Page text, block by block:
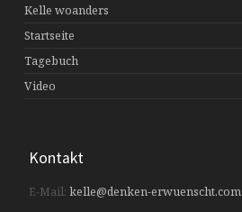
Kelle woanders
Startseite
Tagebuch
Video
Kontakt
E-Mail:kelle@denken-erwuenscht.com